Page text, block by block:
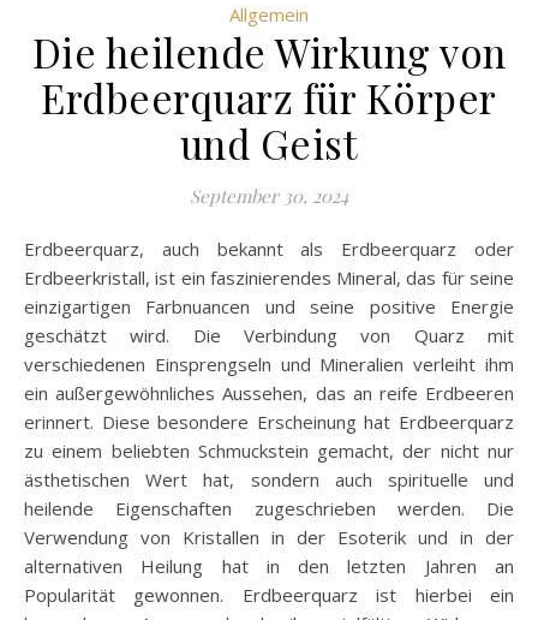
Allgemein
Die heilende Wirkung von
Erdbeerquarz für Körper
und Geist
September 30, 2024
Erdbeerquarz, auch bekannt als Erdbeerquarz oder
Erdbeerkristall, ist ein faszinierendes Mineral, das für seine
einzigartigen Farbnuancen und seine positive Energie
geschätzt wird. Die Verbindung von Quarz mit
verschiedenen Einsprengseln und Mineralien verleiht ihm
ein außergewöhnliches Aussehen, das an reife Erdbeeren
erinnert. Diese besondere Erscheinung hat Erdbeerquarz
zu einem beliebten Schmuckstein gemacht, der nicht nur
ästhetischen Wert hat, sondern auch spirituelle und
heilende Eigenschaften zugeschrieben werden. Die
Verwendung von Kristallen in der Esoterik und in der
alternativen Heilung hat in den letzten Jahren an
Popularität gewonnen. Erdbeerquarz ist hierbei ein